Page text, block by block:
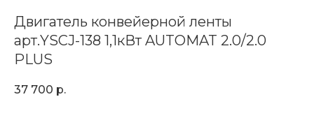
Двигатель конвейерной ленты
арт.YSCJ-138 1,1кВт AUTOMAT 2.0/2.0
PLUS
37 700 р.